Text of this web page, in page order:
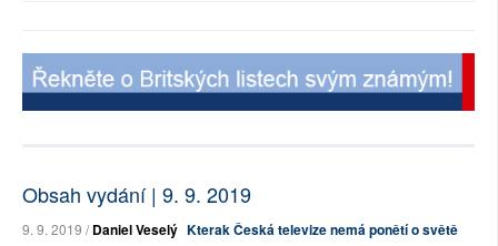
Obsah vydání | 9. 9. 2019
9. 9. 2019 /Daniel Veselý Kterak Česká televize nemá ponětí o světě